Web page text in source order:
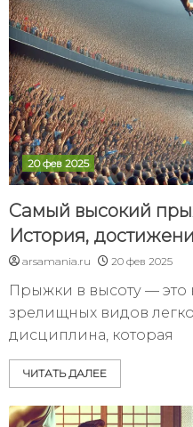
20 фев 2025
Самый высокий
История,
arsamania.ru 20 фев 2025
Прыжки в высоту — это
зрелищных видов
дисциплина, которая
ЧИТАТЬ ДАЛЕЕ